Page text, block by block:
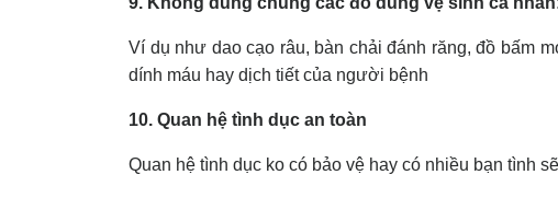
Ví dụ như dao cạo râu, bàn chải đánh răng, đồ bấm
dính máu hay dịch tiết của người bệnh
10. Quan hệ tình dục an toàn
Quan hệ tình dục ko có bảo vệ hay có nhiều bạn tình